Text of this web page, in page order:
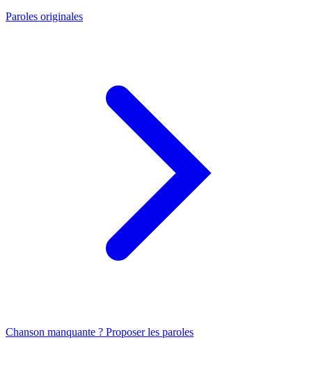
Paroles originales
Chanson manquante ? Proposer les paroles